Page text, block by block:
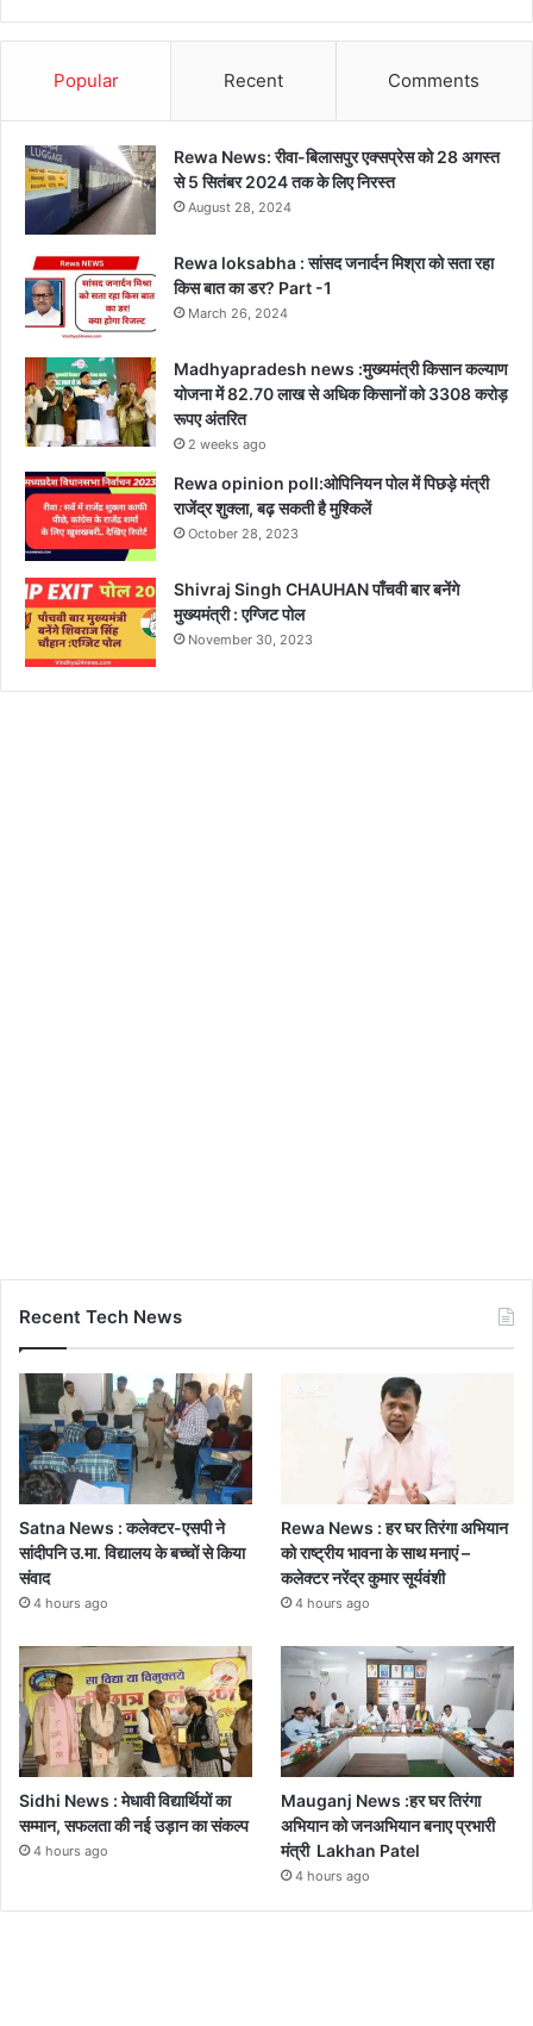
Popular Recent Comments
Rewa News: रीवा-बिलासपुर एक्सप्रेस को 28 अगस्त
से 5 सितंबर 2024 तक के लिए निरस्त
August 28, 2024
Rewa loksabha : सांसद जनार्दन मिश्रा को सता रहा
किस बात का डर? Part -1
March 26, 2024
Madhyapradesh news :मुख्यमंत्री किसान कल्याण
योजना में 82.70 लाख से अधिक किसानों को 3308 करोड़
रूपए अंतरित
2 weeks ago
Rewa opinion poll:ओपिनियन पोल में पिछड़े मंत्री
राजेंद्र शुक्ला, बढ़ सकती है मुश्किलें
October 28, 2023
Shivraj Singh CHAUHAN पाँचवी बार बनेंगे
मुख्यमंत्री : एग्जिट पोल
November 30, 2023
Recent Tech News
Satna News : कलेक्टर-एसपी ने
सांदीपनि उ.मा. विद्यालय के बच्चों से किया
संवाद
4 hours ago
Rewa News : हर घर तिरंगा अभियान
को राष्ट्रीय भावना के साथ मनाएं –
कलेक्टर नरेंद्र कुमार सूर्यवंशी
4 hours ago
Sidhi News : मेधावी विद्यार्थियों का
सम्मान, सफलता की नई उड़ान का संकल्प
4 hours ago
Mauganj News :हर घर तिरंगा
अभियान को जनअभियान बनाए प्रभारी
मंत्री Lakhan Patel
4 hours ago